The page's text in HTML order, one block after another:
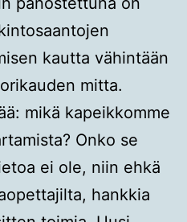
kautta vähintään
mitta.
mikä kapeikkomme
Onko se
ei ole, niin ehkä
hankkia